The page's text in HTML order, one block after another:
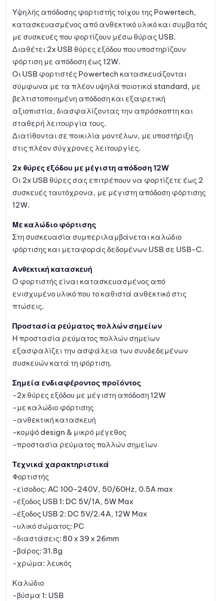
λευκός
ποσότητα
ημένω
Υψηλής απόδοσης φορτιστής τοίχου της Powertech,
κατασκευασμένος από ανθεκτικό υλικό και συμβατός
με συσκευές που φορτίζουν μέσω θύρας USB.
Διαθέτει 2x USB θύρες εξόδου που υποστηρίζουν
φόρτιση με απόδοση έως 12W.
Οι USB φορτιστές Powertech κατασκευάζονται
σύμφωνα με τα πλέον υψηλά ποιοτικά standard, με
βελτιστοποιημένη απόδοση και εξαιρετική
αξιοπιστία, διασφαλίζοντας την απρόσκοπτη και
σταθερή λειτουργία τους.
Διατίθονται σε ποικιλία μοντέλων, με υποστήριξη
στις πλέον σύγχρονες λειτουργίες.
2x θύρες εξόδου με μέγιστη απόδοση 12W
Οι 2x USB θύρες σας επιτρέπουν να φορτίζετε έως 2
συσκευές ταυτόχρονα, με μέγιστη απόδοση φόρτισης
12W.
Με καλώδιο φόρτισης
Στη συσκευασία συμπεριλαμβάνεται καλώδιο
φόρτισης και μεταφοράς δεδομένων USB σε USB-C.
Ανθεκτική κατασκευή
Ο φορτιστής είναι κατασκευασμένος από
ενισχυμένο υλικό που το καθιστά ανθεκτικό στις
πτώσεις.
Προστασία ρεύματος πολλών σημείων
Η προστασία ρεύματος πολλών σημείων
εξασφαλίζει την ασφάλεια των συνδεδεμένων
συσκευών κατά τη φόρτιση.
Σημεία ενδιαφέροντος προϊόντος
-2x θύρες εξόδου με μέγιστη απόδοση 12W
-με καλώδιο φόρτισης
-ανθεκτική κατασκευή
-κομψό design & μικρό μέγεθος
-προστασία ρεύματος πολλών σημείων
Τεχνικά χαρακτηριστικά
Φορτιστής
-είσοδος: AC 100-240V, 50/60Hz, 0.5A max
-έξοδος USB 1: DC 5V/1A, 5W Max
-έξοδος USB 2: DC 5V/2.4A, 12W Max
-υλικό σώματος: PC
-διαστάσεις: 80 x 39 x 26mm
-βάρος: 31.8g
-χρώμα: λευκός
Καλώδιο
-βύσμα 1: USB